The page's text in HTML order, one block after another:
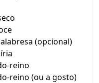
(opcional)
reino
reino (ou a gosto)